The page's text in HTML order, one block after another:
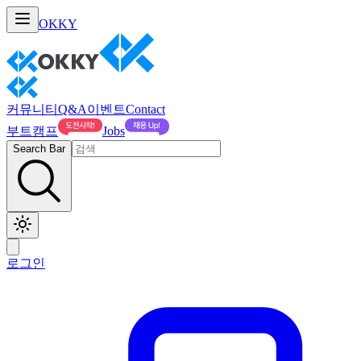
OKKY
커뮤니티 Q&A이벤트Contact
부트캠프
Jobs
Search Bar
로그인